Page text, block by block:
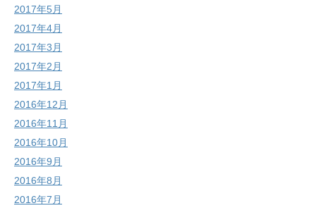
2017年5月
2017年4月
2017年3月
2017年2月
2017年1月
2016年12月
2016年11月
2016年10月
2016年9月
2016年8月
2016年7月